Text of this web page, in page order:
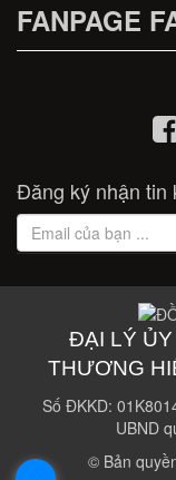
FANPAGE
Đăng ký nhận tin
ĐẠI LÝ ỦY
THƯƠNG
Số ĐKKD:
UBND
© Bản